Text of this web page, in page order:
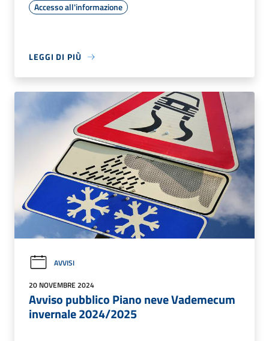
Accesso all'informazione
LEGGI DI PIÙ
AVVISI
20 NOVEMBRE 2024
Avviso pubblico Piano neve Vademecum
invernale 2024/2025